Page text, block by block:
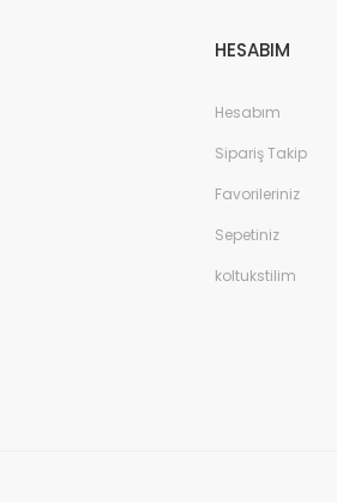
HESABIM
Hesabım
Sipariş Takip
Favorileriniz
Sepetiniz
koltukstilim